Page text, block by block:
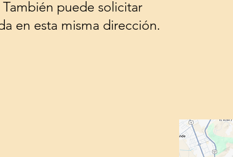
También puede solicitar
en esta misma dirección.